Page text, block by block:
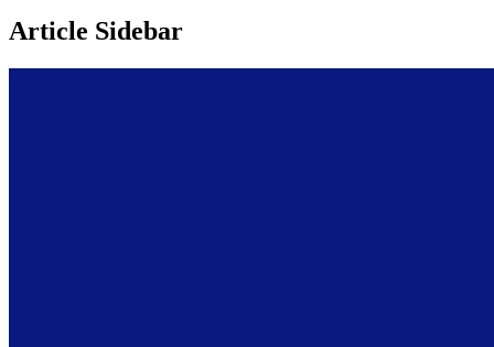
Article Sidebar